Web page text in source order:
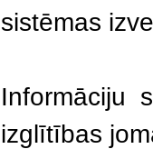
sistēmas
Informāciju
izglītības